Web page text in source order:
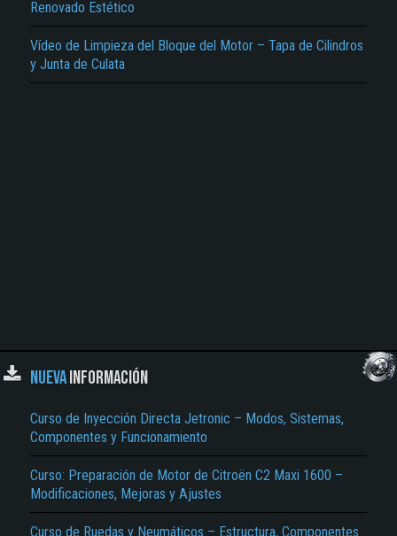
Renovado Estético
Vídeo de Limpieza del Bloque del Motor – Tapa de Cilindros
y Junta de Culata
NUEVAINFORMACIÓN
Curso de Inyección Directa Jetronic – Modos, Sistemas,
Componentes y Funcionamiento
Curso: Preparación de Motor de Citroën C2 Maxi 1600 –
Modificaciones, Mejoras y Ajustes
Curso de Ruedas y Neumáticos – Estructura, Componentes
El Título es incorrecto según el contenido.